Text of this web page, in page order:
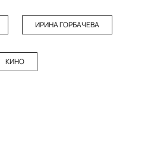
ИРИНА ГОРБАЧЕВА
КИНО